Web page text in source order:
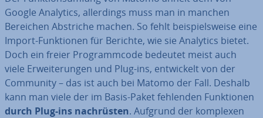
Google Analytics, al­ler­dings muss man in manchen
Bereichen Abstriche machen. So fehlt bei­spiels­wei­se eine
Import-Funk­tio­nen für Berichte, wie sie Analytics bietet.
Doch ein freier Pro­gramm­code bedeutet meist auch
viele Er­wei­te­run­gen und Plug-ins, ent­wi­ckelt von der
Community – das ist auch bei Matomo der Fall. Deshalb
kann man viele der im Basis-Paket fehlenden Funk­tio­nen
durch Plug-ins nach­rüs­ten. Aufgrund der komplexen